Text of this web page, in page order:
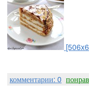
комментарии: 0